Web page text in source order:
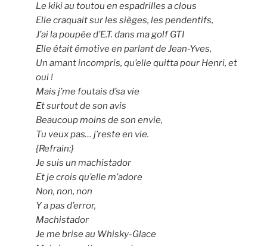
Le kiki au toutou en espadrilles a clous
Elle craquait sur les sièges, les pendentifs,
J’ai la poupée d’E.T. dans ma golf GTI
Elle était émotive en parlant de Jean-Yves,
Un amant incompris, qu’elle quitta pour Henri, et
oui !
Mais j’me foutais d’sa vie
Et surtout de son avis
Beaucoup moins de son envie,
Tu veux pas… j’reste en vie.
{Refrain:}
Je suis un machistador
Et je crois qu’elle m’adore
Non, non, non
Y a pas d’error,
Machistador
Je me brise au Whisky-Glace